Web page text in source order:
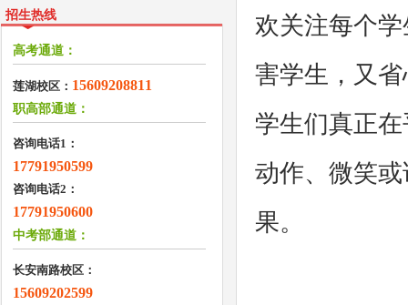
招生热线
高考通道：
莲湖校区： 15609208811
职高部通道：
咨询电话1：
17791950599
咨询电话2：
17791950600
中考部通道：
长安南路校区：
15609202599
欢关注每个
害学生，又
学生们真正
动作、微笑
果。